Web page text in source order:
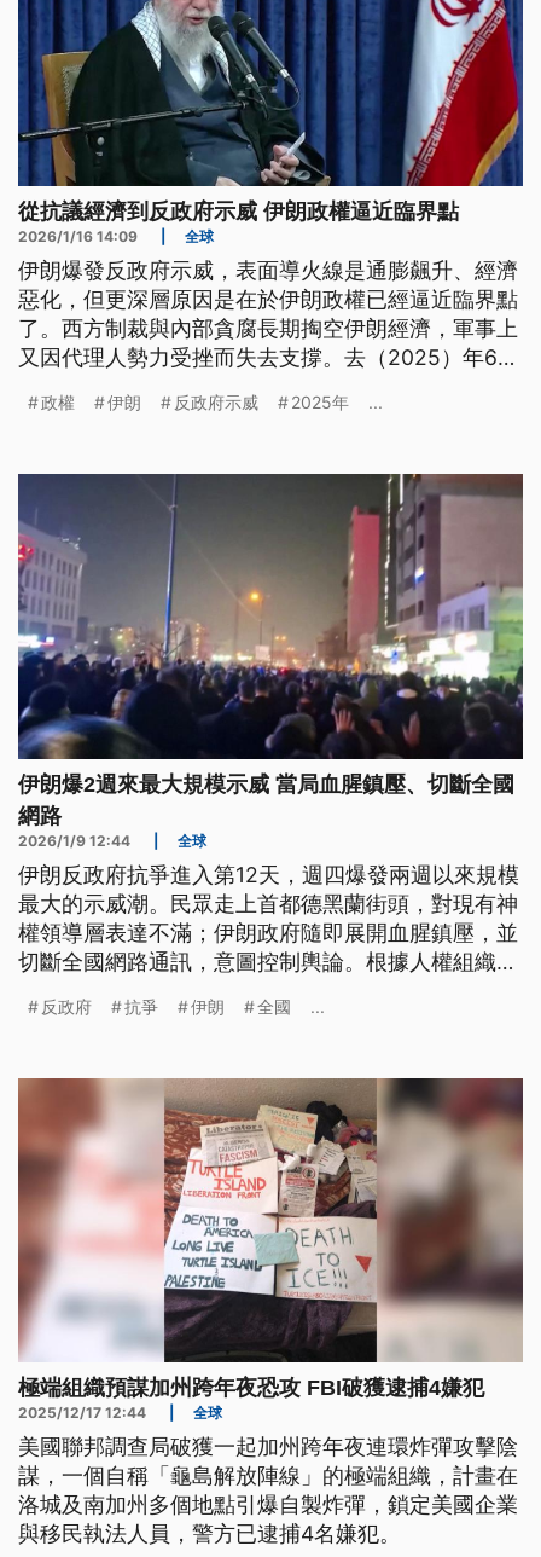
從抗議經濟到反政府示威 伊朗政權逼近臨界點
2026/1/16 14:09 全球
伊朗爆發反政府示威，表面導火線是通膨飆升、經濟
惡化，但更深層原因是在於伊朗政權已經逼近臨界點
了。西方制裁與內部貪腐長期掏空伊朗經濟，軍事上
又因代理人勢力受挫而失去支撐。去（2025）年6月
到美國飛彈重創，這些訊息接連曝光，使哈米尼政權
政權 伊朗 反政府示威 2025年 ...
伊朗爆2週來最大規模示威 當局血腥鎮壓、切斷全國
網路
2026/1/9 12:44 全球
伊朗反政府抗爭進入第12天，週四爆發兩週以來規模
最大的示威潮。民眾走上首都德黑蘭街頭，對現有神
權領導層表達不滿；伊朗政府隨即展開血腥鎮壓，並
切斷全國網路通訊，意圖控制輿論。根據人權組織最
名未成年人。
反政府 抗爭 伊朗 全國 ...
極端組織預謀加州跨年夜恐攻 FBI破獲逮捕4嫌犯
2025/12/17 12:44 全球
美國聯邦調查局破獲一起加州跨年夜連環炸彈攻擊陰
謀，一個自稱「龜島解放陣線」的極端組織，計畫在
洛城及南加州多個地點引爆自製炸彈，鎖定美國企業
與移民執法人員，警方已逮捕4名嫌犯。